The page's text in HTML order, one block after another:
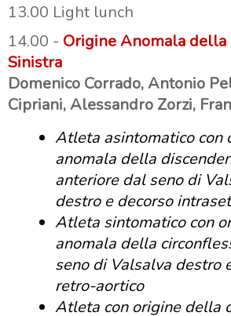
13.00 Light lunch
14.00 - Origine Anomala della
Sinistra
Domenico Corrado, Antonio
Cipriani, Alessandro Zorzi,
Atleta asintomatico con
anomala della
anteriore dal seno di
destro e decorso
Atleta sintomatico con
anomala della
seno di Valsalva destro
retro-aortico
Atleta con origine della